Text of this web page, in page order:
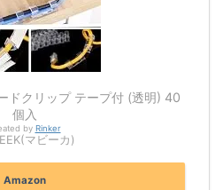
ドクリップ テープ付 (透明) 40
個入
by Rinker
マビーカ)
Amazon